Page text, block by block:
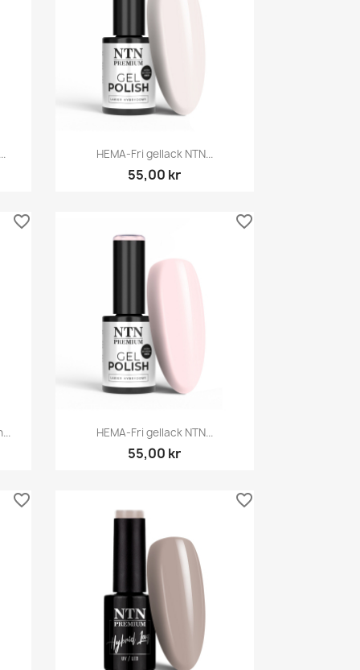
Snabbvy
HEMA-Fri gellack NTN...
55,00 kr
favorite_border
Snabbvy
HEMA-Fri gellack NTN...
55,00 kr
favorite_border
favorite_border favorite_border